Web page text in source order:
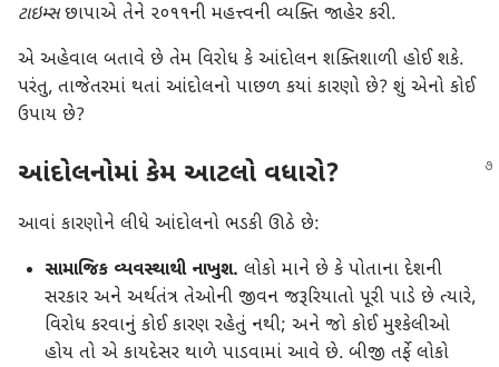
ટાઇમ્સછાપાએ તેને ૨૦૧૧ની મહત્ત્વની વ્યક્તિ જાહેર કરી.
એ અહેવાલ બતાવે છે તેમ વિરોધ કે આંદોલન શક્તિશાળી હોઈ શકે.
પરંતુ, તાજેતરમાં થતાં આંદોલનો પાછળ કયાં કારણો છે? શું એનો કોઈ
ઉપાય છે?
આંદોલનોમાં કેમ આટલો વધારો?
આવાં કારણોને લીધે આંદોલનો ભડકી ઊઠે છે:
સામાજિક વ્યવસ્થાથી નાખુશ. લોકો માને છે કે પોતાના દેશની
સરકાર અને અર્થતંત્ર તેઓની જીવન જરૂરિયાતો પૂરી પાડે છે ત્યારે,
વિરોધ કરવાનું કોઈ કારણ રહેતું નથી; અને જો કોઈ મુશ્કેલીઓ
હોય તો એ કાયદેસર થાળે પાડવામાં આવે છે. બીજી તર્ફે લોકો